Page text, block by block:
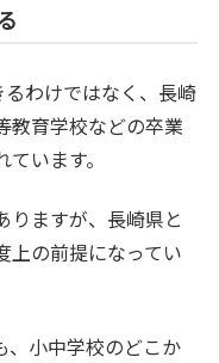
わけではなく、長崎
教育学校などの卒業
います。
りますが、長崎県と
上の前提になってい
、小中学校のどこか